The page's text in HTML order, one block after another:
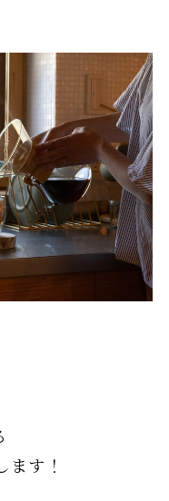
ます！